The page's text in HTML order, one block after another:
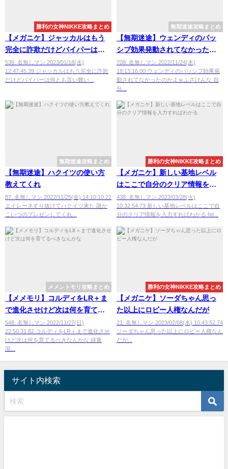
勝利の女神NIKKE攻略まとめ
【メガニケ】ジャッカルはもう
完全に詐欺だけどバイパーは何
とも言い難い
536: 名無しマン 2023/01/18(水)
12:47:45.39 ジャッカルはもう完全に詐欺
だけどバイパーは何とも言い難い...
無期迷途攻略まとめ
【無期迷途】ウェンディのパッ
シブ効果発動されてなかったの
かよｗ
708: 名無しマン 2022/11/24(木)
18:13:16.00 ウェンディのパッシブ効果発
動されてなかったのかよｗふざけんな 自
分...
無期迷途攻略まとめ
【無期迷途】ハクイツの使い方
教えてくれ
87: 名無しマン 2022/11/25(金) 14:10:10.22
エイレーネすり抜けてハクイツ来た 誰か
こいつのプレゼンしてくれ...
勝利の女神NIKKE攻略まとめ
【メガニケ】新しい基地レベル
はここで自分のクリア情報を入
力すればわかる
438: 名無しマン 2023/03/28(火)
10:32:54.73 新しい基地レベルはここで自
分のクリア情報を入力すればわかる htt...
メメントモリ攻略まとめ
【メメモリ】コルディをLR＋ま
で進化させけど次は何を育てる
べきなんかな
548: 名無しマン 2022/11/27(日)
22:50:31.82 コルディをLR＋まで進化させ
けど次は何を育てるべきなんかな 緑黄
混...
勝利の女神NIKKE攻略まとめ
【メガニケ】ソーダちゃん思っ
た以上にロビー人権なんだが
21: 名無しマン 2023/02/08(水) 10:43:52.74
ソーダちゃん思った以上にロビー人権なん
だが...
サイト内検索